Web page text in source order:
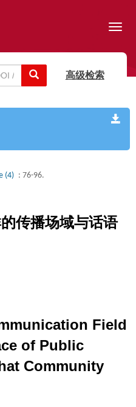
高级检索
(4) : 76-96.
传播场域与话语
Field
of Public
Community